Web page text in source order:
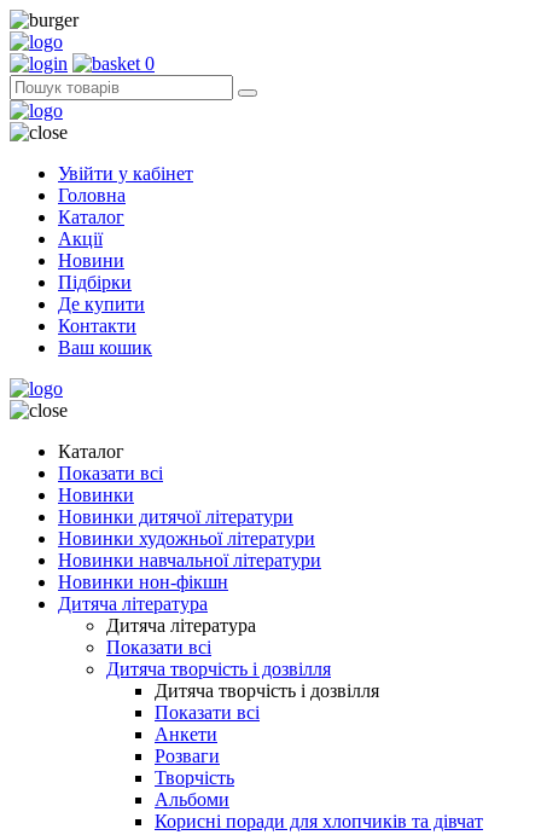
0
Увійти у кабінет
Головна
Каталог
Акції
Новини
Підбірки
Де купити
Контакти
Ваш кошик
Каталог
Показати всі
Новинки
Новинки дитячої літератури
Новинки художньої літератури
Новинки навчальної літератури
Новинки нон-фікшн
Дитяча література
Дитяча література
Показати всі
Дитяча творчість і дозвілля
Дитяча творчість і дозвілля
Показати всі
Анкети
Розваги
Творчість
Альбоми
Корисні поради для хлопчиків та дівчат